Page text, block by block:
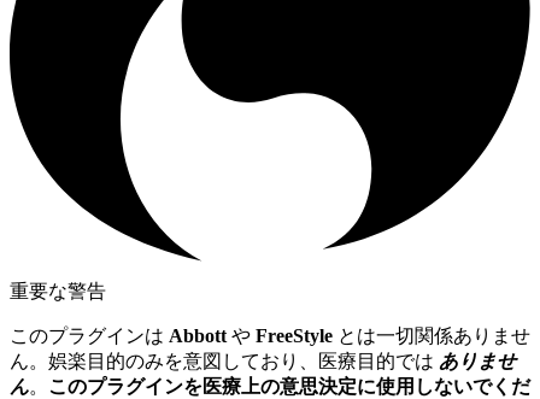
重要な警告
このプラグインは Abbott や FreeStyle とは一切関係ありませ
ん。娯楽目的のみを意図しており、医療目的では ありませ
ん。 このプラグインを医療上の意思決定に使用しないでくだ